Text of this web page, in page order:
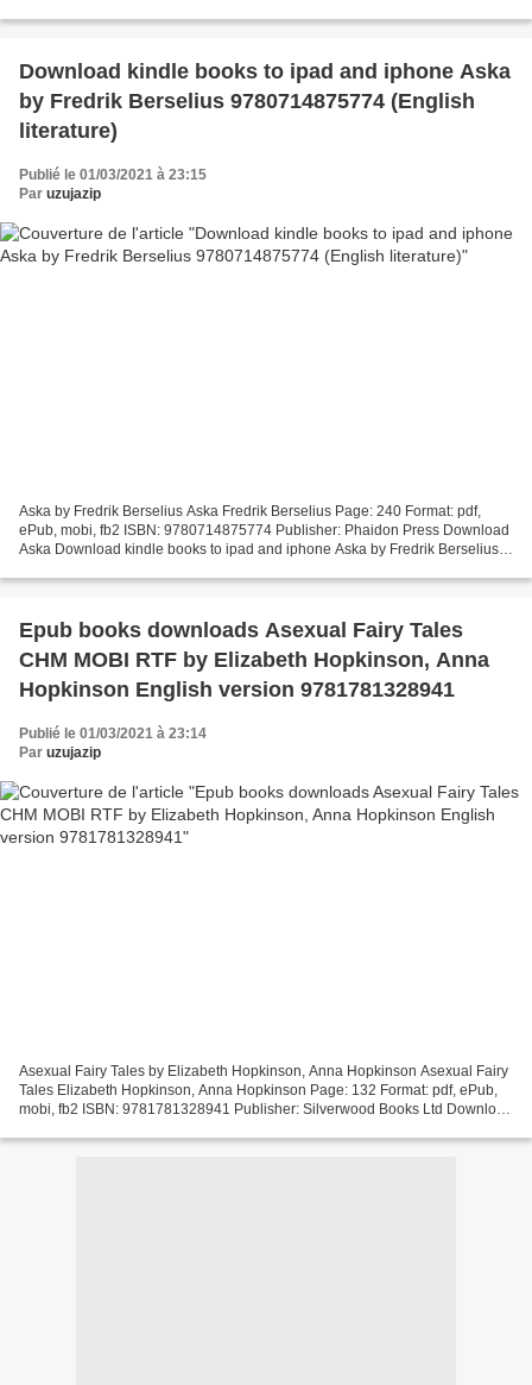
Download kindle books to ipad and iphone Aska
by Fredrik Berselius 9780714875774 (English
literature)
Publié le 01/03/2021 à 23:15
Par uzujazip
Aska by Fredrik Berselius Aska Fredrik Berselius Page: 240 Format: pdf,
ePub, mobi, fb2 ISBN: 9780714875774 Publisher: Phaidon Press Download
Aska Download kindle books to ipad and iphone Aska by Fredrik Berselius
Epub books downloads Asexual Fairy Tales
CHM MOBI RTF by Elizabeth Hopkinson, Anna
Hopkinson English version 9781781328941
Publié le 01/03/2021 à 23:14
Par uzujazip
Asexual Fairy Tales by Elizabeth Hopkinson, Anna Hopkinson Asexual Fairy
Tales Elizabeth Hopkinson, Anna Hopkinson Page: 132 Format: pdf, ePub,
mobi, fb2 ISBN: 9781781328941 Publisher: Silverwood Books Ltd Download